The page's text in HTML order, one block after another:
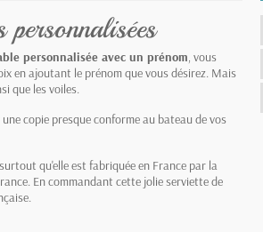
personnalisées
personnalisée avec un prénom , vous
en ajoutant le prénom que vous désirez. Mais
que les voiles.
copie presque conforme au bateau de vos
qu'elle est fabriquée en France par la
En commandant cette jolie serviette de